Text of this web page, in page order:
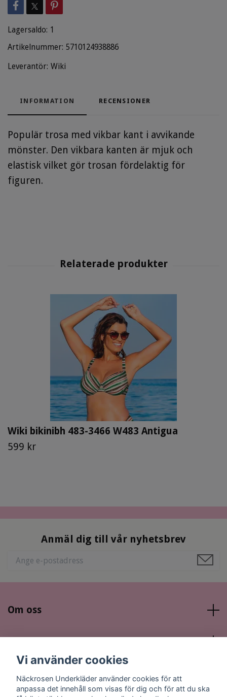
Lagersaldo: 1
Artikelnummer: 5710124938886
Leverantör: Wiki
INFORMATION RECENSIONER
Populär trosa med vikbar kant i avvikande
mönster. Den vikbara kanten är mjuk och
elastisk vilket gör trosan fördelaktig för
figuren.
Wiki bikinibh 483-3466 W483 Antigua
599 kr
Anmäl dig till vår nyhetsbrev
Om oss
Sociala medier
Vi använder cookies
Näckrosen Underkläder använder cookies för att
anpassa det innehåll som visas för dig och för att du ska